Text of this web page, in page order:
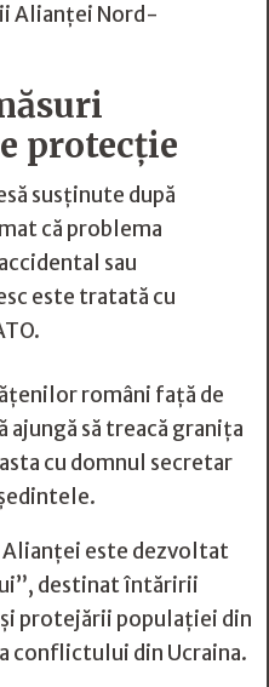
Alianței Nord-
protecție
susținute după
că problema
sau
este tratată cu
români față de
ajungă să treacă granița
cu domnul secretar
este dezvoltat
destinat întăririi
protejării populației din
conflictului din Ucraina.